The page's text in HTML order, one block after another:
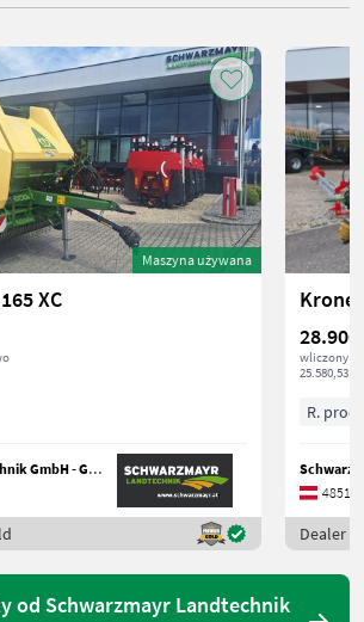
Maszyna używana
XC
Schwarzmayr Landtechnik GmbH - Gampern
Krone
28.906
wliczony
25.580,53 €
R.
4851
Dealer
od Schwarzmayr Landtechnik